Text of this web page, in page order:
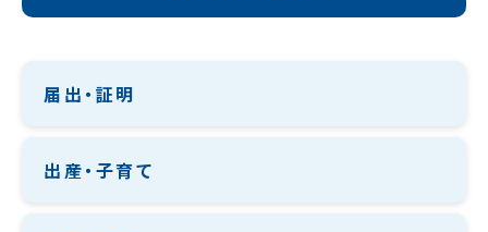
届出・証明
出産・子育て